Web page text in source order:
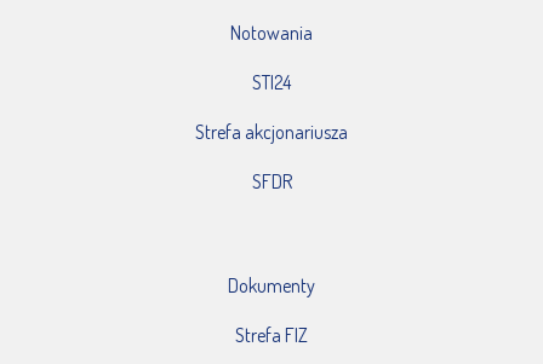
Notowania
STI24
Strefa akcjonariusza
SFDR
Dokumenty
Strefa FIZ